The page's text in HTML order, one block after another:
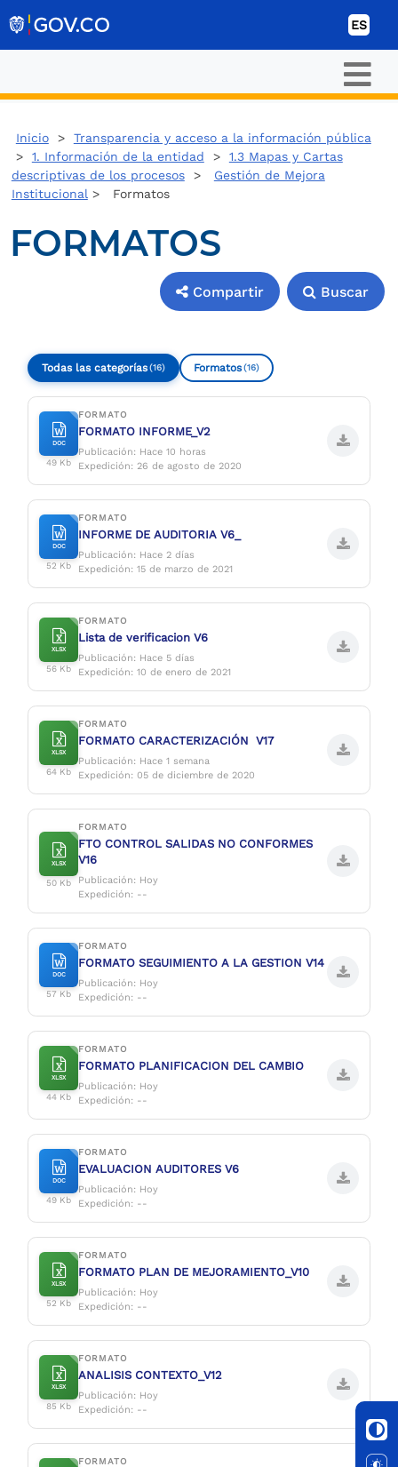
ES
Inicio> Transparencia y acceso a la información pública
> 1. Información de la entidad > 1.3 Mapas y Cartas
descriptivas de los procesos> Gestión de Mejora
Institucional > Formatos
FORMATOS
Compartir Buscar
Todas las categorías(16) Formatos(16)
DOC
49 Kb
FORMATO
FORMATO INFORME_V2
Publicación: Hace 10 horas
Expedición: 26 de agosto de 2020
DOC
52 Kb
FORMATO
INFORME DE AUDITORIA V6_
Publicación: Hace 2 días
Expedición: 15 de marzo de 2021
XLSX
56 Kb
FORMATO
Lista de verificacion V6
Publicación: Hace 5 días
Expedición: 10 de enero de 2021
XLSX
64 Kb
FORMATO
FORMATO CARACTERIZACIÓN V17
Publicación: Hace 1 semana
Expedición: 05 de diciembre de 2020
XLSX
50 Kb
FORMATO
FTO CONTROL SALIDAS NO CONFORMES
V16
Publicación: Hoy
Expedición: --
DOC
57 Kb
FORMATO
FORMATO SEGUIMIENTO A LA GESTION V14
Publicación: Hoy
Expedición: --
XLSX
44 Kb
FORMATO
FORMATO PLANIFICACION DEL CAMBIO
Publicación: Hoy
Expedición: --
DOC
49 Kb
FORMATO
EVALUACION AUDITORES V6
Publicación: Hoy
Expedición: --
XLSX
52 Kb
FORMATO
FORMATO PLAN DE MEJORAMIENTO_V10
Publicación: Hoy
Expedición: --
XLSX
85 Kb
FORMATO
ANALISIS CONTEXTO_V12
Publicación: Hoy
Expedición: --
FORMATO